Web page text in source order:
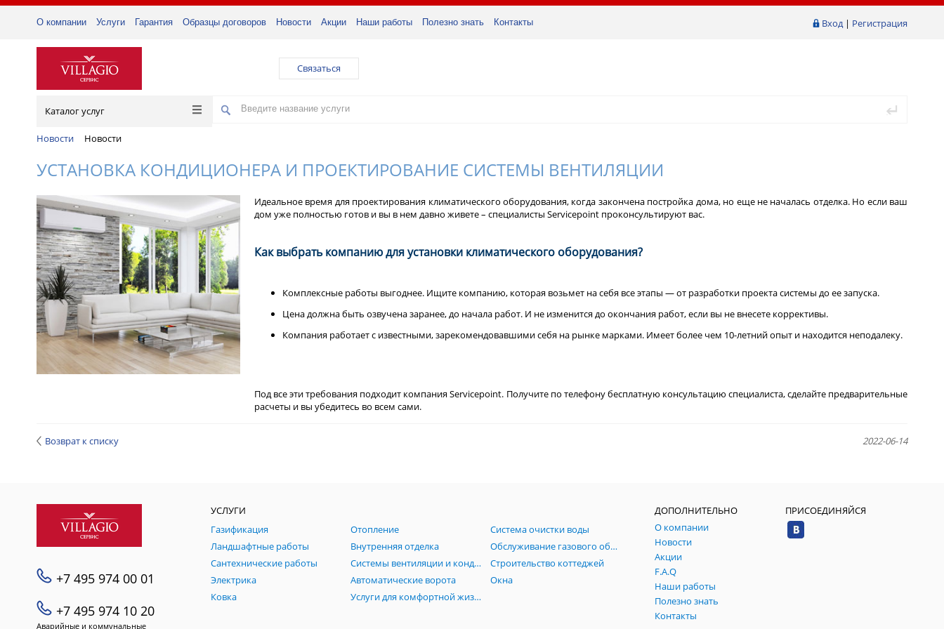
Вход| Регистрация
О компании Услуги Гарантия Образцы договоров Новости Акции Наши работы Полезно знать Контакты
Связаться
Каталог услуг
Новости Новости
УСТАНОВКА КОНДИЦИОНЕРА И ПРОЕКТИРОВАНИЕ СИСТЕМЫ ВЕНТИЛЯЦИИ
Идеальное время для проектирования климатического оборудования, когда закончена постройка дома, но еще не началась отделка. Но если ваш
дом уже полностью готов и вы в нем давно живете – специалисты Servicepoint проконсультируют вас.
Как выбрать компанию для установки климатического оборудования?
Комплексные работы выгоднее. Ищите компанию, которая возьмет на себя все этапы — от разработки проекта системы до ее запуска.
Цена должна быть озвучена заранее, до начала работ. И не изменится до окончания работ, если вы не внесете коррективы.
Компания работает с известными, зарекомендовавшими себя на рынке марками. Имеет более чем 10-летний опыт и находится неподалеку.
Под все эти требования подходит компания Servicepoint. Получите по телефону бесплатную консультацию специалиста, сделайте предварительные
расчеты и вы убедитесь во всем сами.
Возврат к списку 2022-06-14
+7 495 974 00 01
+7 495 974 10 20
Аварийные и коммунальные
УСЛУГИ
Газификация
Отопление
Система очистки воды
Ландшафтные работы
Внутренняя отделка
Обслуживание газового оборудования
Сантехнические работы
Системы вентиляции и кондиционирования
Строительство коттеджей
Электрика
Автоматические ворота
Окна
Ковка
Услуги для комфортной жизни
ДОПОЛНИТЕЛЬНО
О компании
Новости
Акции
F.A.Q
Наши работы
Полезно знать
Контакты
ПРИСОЕДИНЯЙСЯ